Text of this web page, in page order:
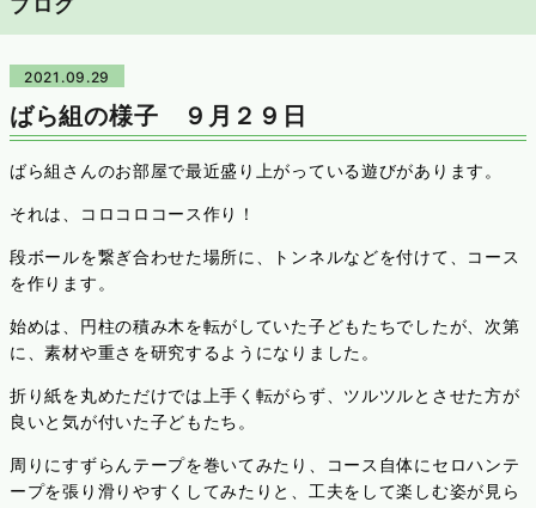
ブログ
2021.09.29
ばら組の様子 ９月２９日
ばら組さんのお部屋で最近盛り上がっている遊びがあります。
それは、コロコロコース作り！
段ボールを繋ぎ合わせた場所に、トンネルなどを付けて、コース
を作ります。
始めは、円柱の積み木を転がしていた子どもたちでしたが、次第
に、素材や重さを研究するようになりました。
折り紙を丸めただけでは上手く転がらず、ツルツルとさせた方が
良いと気が付いた子どもたち。
周りにすずらんテープを巻いてみたり、コース自体にセロハンテ
ープを張り滑りやすくしてみたりと、工夫をして楽しむ姿が見ら